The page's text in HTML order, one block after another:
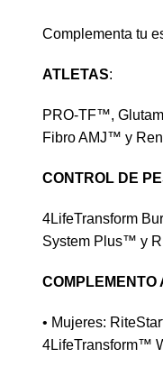
Complementa tu
ATLETAS:
PRO-TF™,
Fibro AMJ™ y
CONTROL DE
4LifeTransform
System Plus™ y
COMPLEMENTO
• Mujeres:
4LifeTransform™